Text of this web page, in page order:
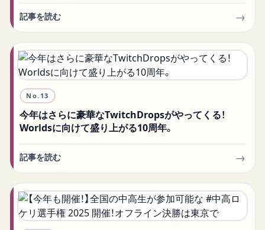
記事を読む →
No. 13
今年はさらに豪華なTwitchDropsがやってくる！
Worldsに向けて盛り上がる10周年。
記事を読む →